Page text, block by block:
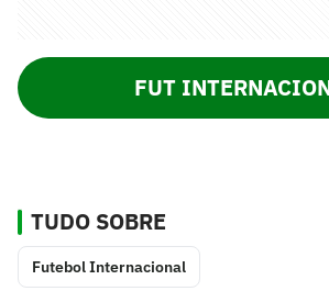
FUT
TUDO SOBRE
Futebol Internacional